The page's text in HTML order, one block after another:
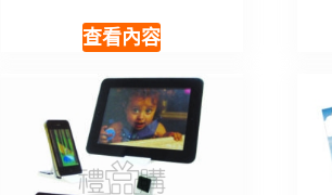
查看內容